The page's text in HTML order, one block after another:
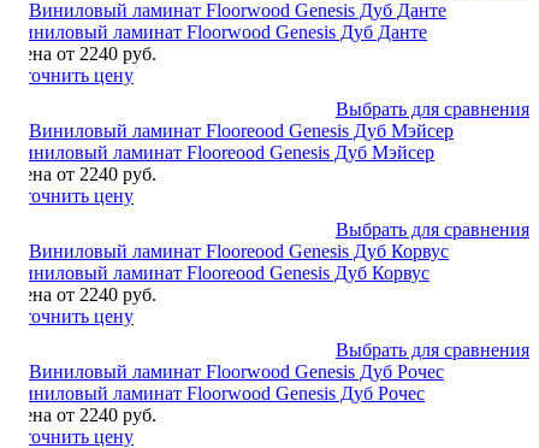
Виниловый ламинат Floorwood Genesis Дуб Данте
Цена от 2240 руб.
Уточнить цену
Выбрать для сравнения
Виниловый ламинат Flooreood Genesis Дуб Мэйсер
Цена от 2240 руб.
Уточнить цену
Выбрать для сравнения
Виниловый ламинат Flooreood Genesis Дуб Корвус
Цена от 2240 руб.
Уточнить цену
Выбрать для сравнения
Виниловый ламинат Floorwood Genesis Дуб Рочес
Цена от 2240 руб.
Уточнить цену